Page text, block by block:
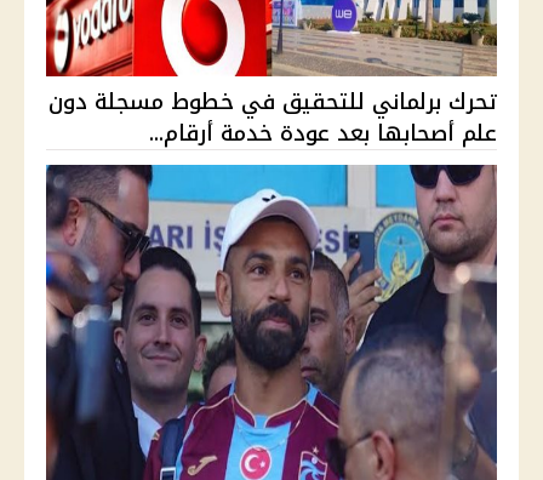
تحرك برلماني للتحقيق في خطوط مسجلة دون
علم أصحابها بعد عودة خدمة أرقام...